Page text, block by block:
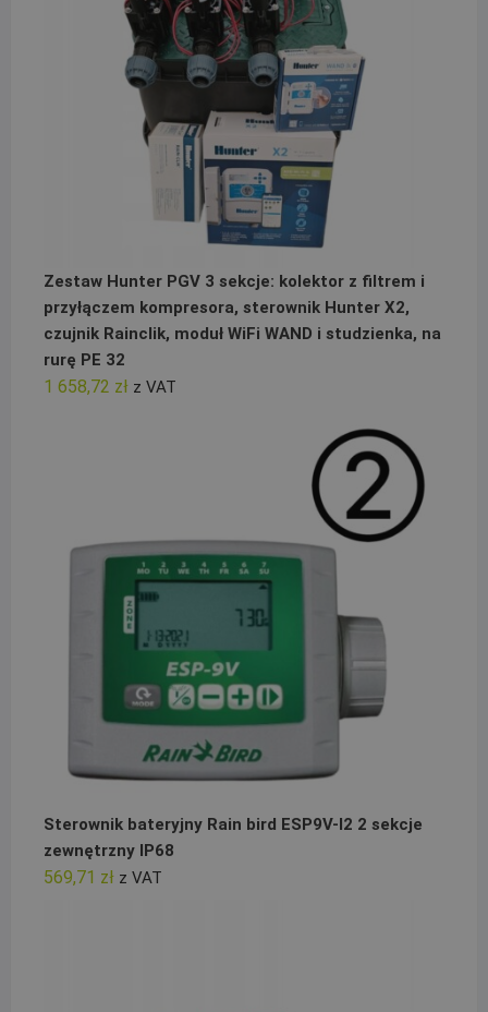
Zestaw Hunter PGV 3 sekcje: kolektor z filtrem i
przyłączem kompresora, sterownik Hunter X2,
czujnik Rainclik, moduł WiFi WAND i studzienka, na
rurę PE 32
1 658,72 zł z VAT
Sterownik bateryjny Rain bird ESP9V-I2 2 sekcje
zewnętrzny IP68
569,71 zł z VAT